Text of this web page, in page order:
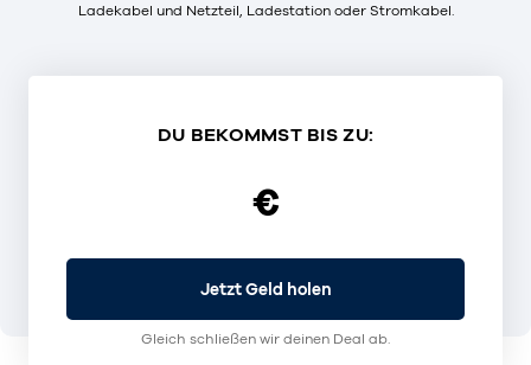
Ladekabel und Netzteil, Ladestation oder Stromkabel.
DU BEKOMMST BIS ZU:
€
Jetzt Geld holen
Gleich schließen wir deinen Deal ab.